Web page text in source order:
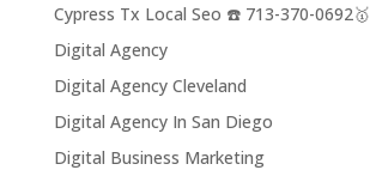
Cypress Tx Local Seo ☎️ 713-370-0692🥇
Digital Agency
Digital Agency Cleveland
Digital Agency In San Diego
Digital Business Marketing